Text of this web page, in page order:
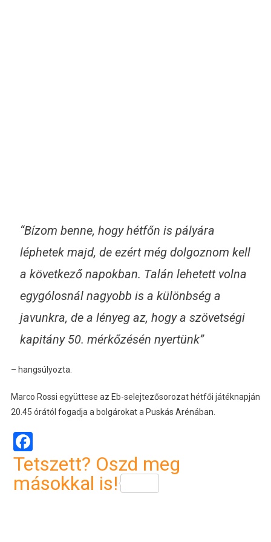
“Bízom benne, hogy hétfőn is pályára
léphetek majd, de ezért még dolgoznom kell
a következő napokban. Talán lehetett volna
egygólosnál nagyobb is a különbség a
javunkra, de a lényeg az, hogy a szövetségi
kapitány 50. mérkőzésén nyertünk”
– hangsúlyozta.
Marco Rossi együttese az Eb-selejtezősorozat hétfői játéknapján
20.45 órától fogadja a bolgárokat a Puskás Arénában.
Facebook
Tetszett? Oszd meg
másokkal is!